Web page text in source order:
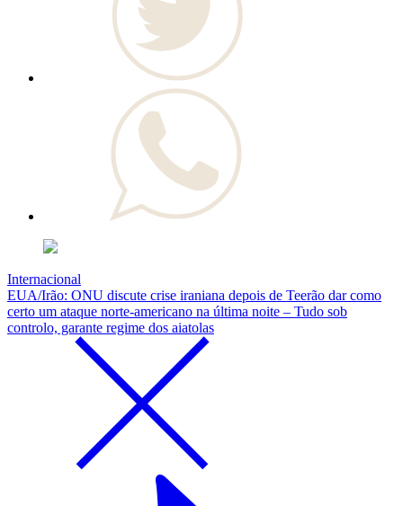
Internacional
EUA/Irão: ONU discute crise iraniana depois de Teerão dar como
certo um ataque norte-americano na última noite – Tudo sob
controlo, garante regime dos aiatolas